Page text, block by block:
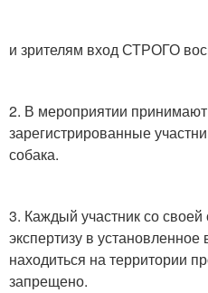
и зрителям вход СТРОГО
2. В мероприятии принимают
зарегистрированные
собака.
3. Каждый участник со своей
экспертизу в
находиться на территории
запрещено.